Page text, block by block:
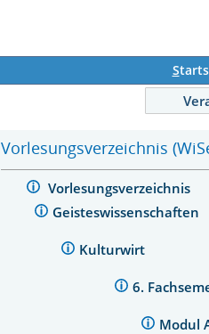
S
Vorlesungsverzeichnis
Vorlesungsverzeichnis
Geisteswissenschaften
Kulturwirt
6.
Modul